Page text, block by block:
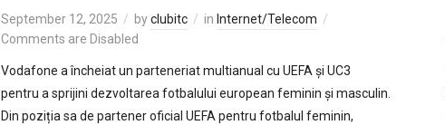
September 12, 2025 byclubitc in Internet/Telecom
Comments are Disabled
Vodafone a încheiat un parteneriat multianual cu UEFA și UC3
pentru a sprijini dezvoltarea fotbalului european feminin și masculin.
Din poziția sa de partener oficial UEFA pentru fotbalul feminin,